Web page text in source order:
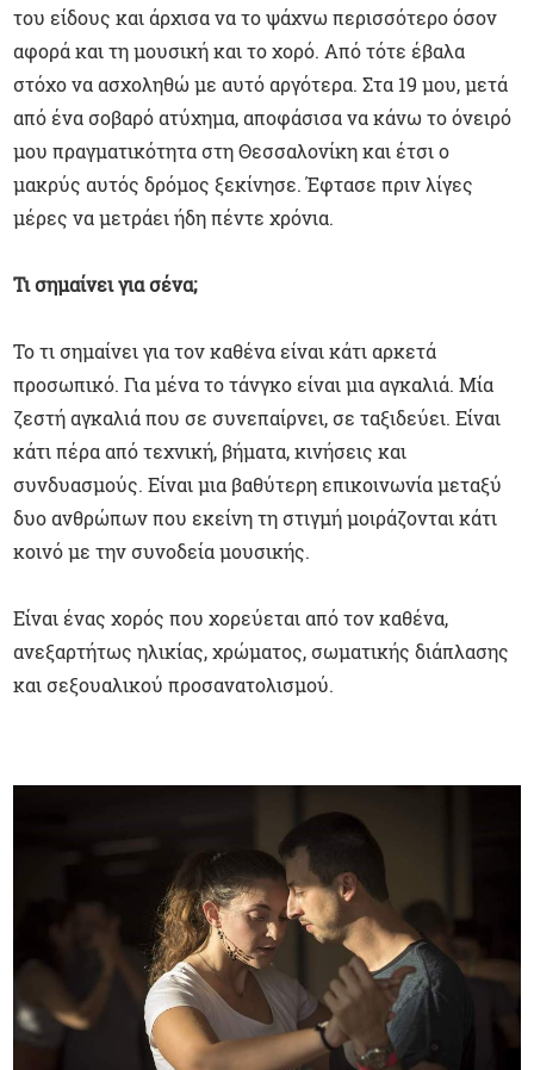
του είδους και άρχισα να το ψάχνω περισσότερο όσον
αφορά και τη μουσική και το χορό. Από τότε έβαλα
στόχο να ασχοληθώ με αυτό αργότερα. Στα 19 μου, μετά
από ένα σοβαρό ατύχημα, αποφάσισα να κάνω το όνειρό
μου πραγματικότητα στη Θεσσαλονίκη και έτσι ο
μακρύς αυτός δρόμος ξεκίνησε. Έφτασε πριν λίγες
μέρες να μετράει ήδη πέντε χρόνια.
Τι σημαίνει για σένα;
Το τι σημαίνει για τον καθένα είναι κάτι αρκετά
προσωπικό. Για μένα το τάνγκο είναι μια αγκαλιά. Μία
ζεστή αγκαλιά που σε συνεπαίρνει, σε ταξιδεύει. Είναι
κάτι πέρα από τεχνική, βήματα, κινήσεις και
συνδυασμούς. Είναι μια βαθύτερη επικοινωνία μεταξύ
δυο ανθρώπων που εκείνη τη στιγμή μοιράζονται κάτι
κοινό με την συνοδεία μουσικής.
Είναι ένας χορός που χορεύεται από τον καθένα,
ανεξαρτήτως ηλικίας, χρώματος, σωματικής διάπλασης
και σεξουαλικού προσανατολισμού.